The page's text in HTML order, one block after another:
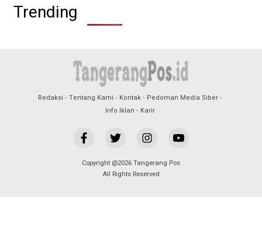
Trending
Redaksi Tentang Kami Kontak
Pedoman Media Siber
Info Iklan
Karir
Copyright @2026 Tangerang Pos
All Rights Reserved